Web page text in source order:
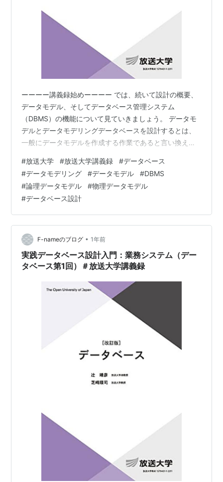
ーーーー講義録始めーーーー では、続いて設計の概要、
データモデル、そしてデータベース管理システム
（DBMS）の機能について見ていきましょう。 データモ
デルとデータモデリングデータベースを設計するとは、
一般にデータモデルを作成する作業であると言い換える
り扱う対象となるデータとその操作を規定する共通の枠
組みであり、概念データモデル、論理データモデル、そ
して物理データモデルの3種類があります。このデータモ
デルを作成する作業をデータモデリング（またはデータ
モデル化）と呼びます。 現実社会のデータをコンピュー
タ上で扱えるように置き換える作業は、以下の段階…
#放送大学 #放送大学講義録 #データベース
#データモデリング #データモデル #DBMS
#論理データモデル #物理データモデル
#データベース設計
F-nameのブログ • 1年前
実践データベース設計入門：業務システム（デー
タベース第1回）＃放送大学講義録